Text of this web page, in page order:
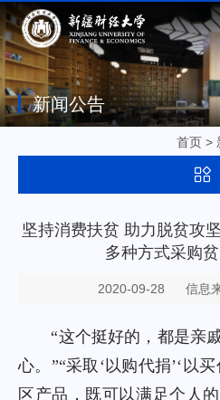
新闻公告
首页 >
坚持消费扶贫 助力脱贫攻
多种方式采购
2020-09-28 信息
“这个挺好的，都是亲戚
心。”“采取‘以购代捐’‘以
区产品，既可以满足个人